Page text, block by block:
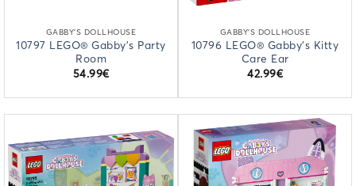
GABBY'S DOLLHOUSE
10797 LEGO® Gabby’s Party
Room
54.99€
GABBY'S DOLLHOUSE
10796 LEGO® Gabby’s Kitty
Care Ear
42.99€